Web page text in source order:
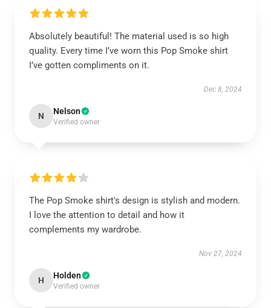
Absolutely beautiful! The material used is so high
quality. Every time I’ve worn this Pop Smoke shirt
I’ve gotten compliments on it.
Dec 8, 2024
N Nelson
Verified owner
The Pop Smoke shirt's design is stylish and modern.
I love the attention to detail and how it
complements my wardrobe.
Nov 27, 2024
H Holden
Verified owner